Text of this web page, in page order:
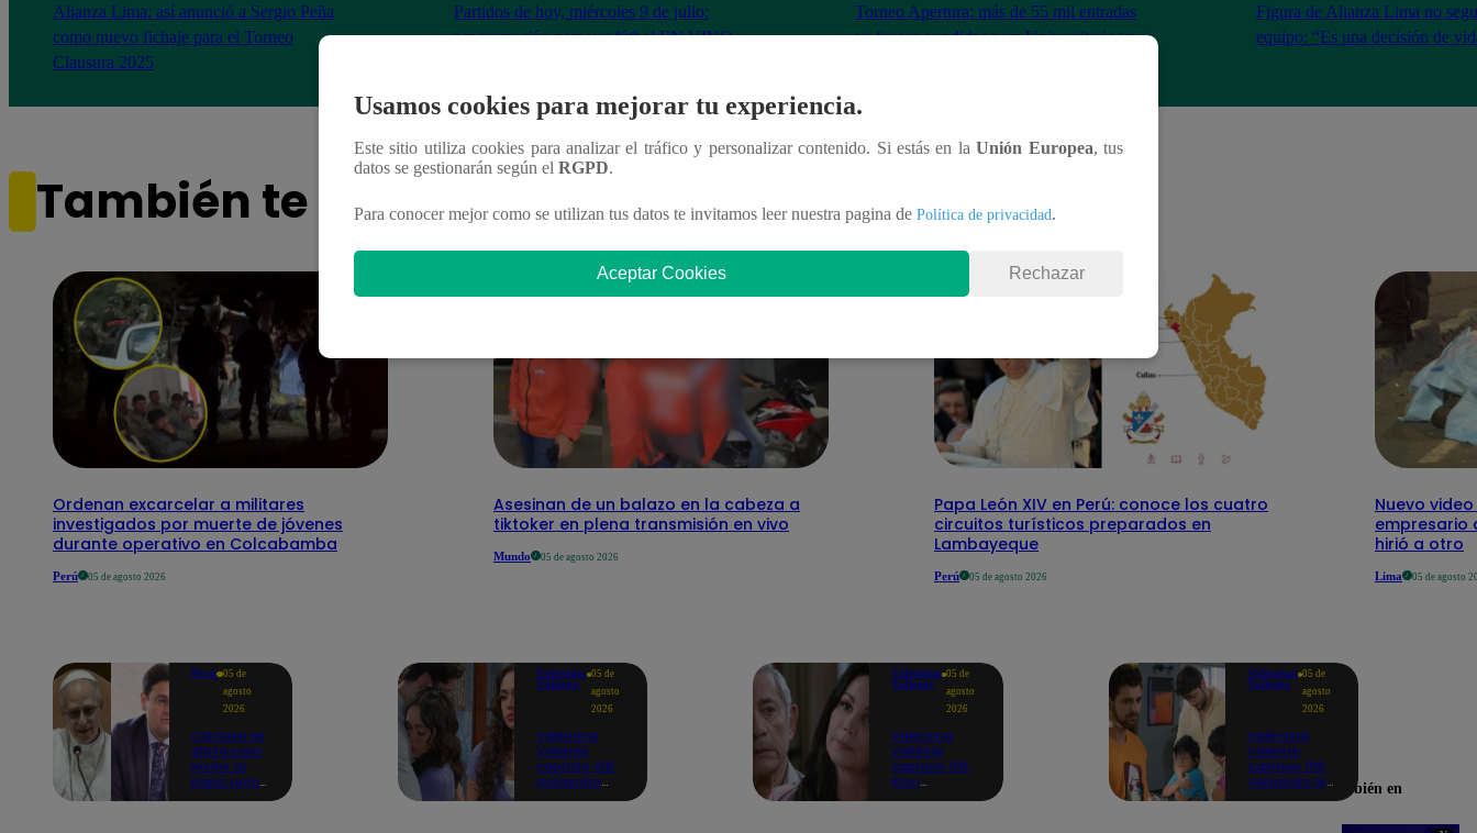
Alianza Lima: así anunció a Sergio Peña
como nuevo fichaje para el Torneo
Clausura 2025
Partidos de hoy, miércoles 9 de julio:
programación para ver fútbol EN VIVO
Torneo Apertura: más de 55 mil entradas
ya fueron vendidas para Universitario vs
Figura de Alianza Lima no
equipo: “Es una decisión de
También te puede interesar
Ordenan excarcelar a militares
investigados por muerte de jóvenes
durante operativo en Colcabamba
Perú 05 de agosto 2026
Asesinan de un balazo en la cabeza a
tiktoker en plena transmisión en vivo
Mundo 05 de agosto 2026
Papa León XIV en Perú: conoce los cuatro
circuitos turísticos preparados en
Lambayeque
Perú 05 de agosto 2026
Nuevo
empresario
hirió a otro
Lima 05 de agosto
Perú 05 de
agosto
2026
Chiclayo se
alista para
recibir al
papa León
Valentina
Valiente
05 de
agosto
2026
Valentina
Valiente
capítulo 108:
¡Alejandro
Valentina
Valiente
05 de
agosto
2026
Valentina
Valiente
capítulo 108:
¡Don
Valentina
Valiente
05 de
agosto
2026
Valentina
Valiente
capítulo 108:
¡Alejandro le
Usamos cookies para mejorar tu experiencia.
Este sitio utiliza cookies para analizar el tráfico y personalizar contenido. Si estás en laUnión Europea, tus
datos se gestionarán según el RGPD.
Para conocer mejor como se utilizan tus datos te invitamos leer nuestra pagina de Política de privacidad.
Aceptar Cookies Rechazar
Encuéntranos también en